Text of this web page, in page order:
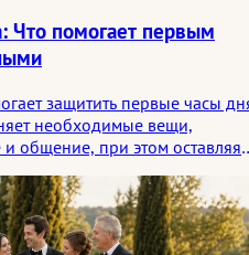
Что помогает первым
защитить первые часы
необходимые вещи,
общение, при этом оставляя